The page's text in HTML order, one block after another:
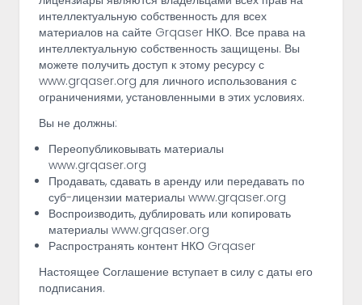
интеллектуальную собственность для всех
материалов на сайте Grqaser НКО. Все права на
интеллектуальную собственность защищены. Вы
можете получить доступ к этому ресурсу с
www.grqaser.org для личного использования с
ограничениями, установленными в этих условиях.
Вы не должны:
Переопубликовывать материалы
www.grqaser.org
Продавать, сдавать в аренду или передавать по
суб-лицензии материалы www.grqaser.org
Воспроизводить, дублировать или копировать
материалы www.grqaser.org
Распространять контент НКО Grqaser
Настоящее Соглашение вступает в силу с даты его
подписания.